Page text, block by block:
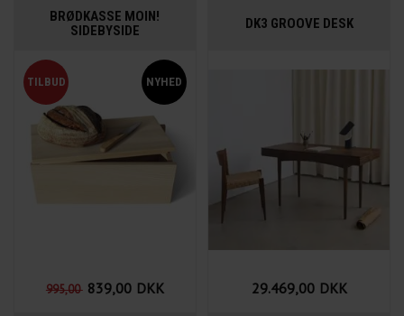
BRØDKASSE MOIN!
SIDEBYSIDE
995,00 839,00 DKK
DK3 GROOVE DESK
29.469,00 DKK